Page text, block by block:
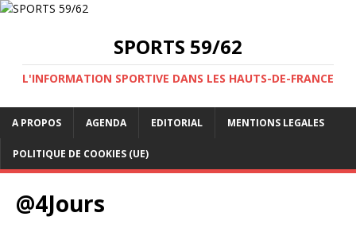
SPORTS 59/62
L'INFORMATION SPORTIVE DANS LES HAUTS-DE-FRANCE
A PROPOS AGENDA EDITORIAL MENTIONS LEGALES
POLITIQUE DE COOKIES (UE)
@4Jours